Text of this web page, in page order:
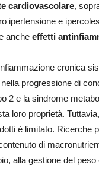
cardiovascolare,
ipertensione e
anche effetti
cronica
progressione di
2 e la sindrome
loro proprietà.
è limitato. Ricerche
di
alla gestione del peso